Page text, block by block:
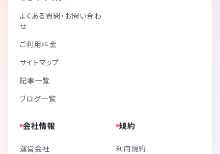
よくある質問・お問い合わ
せ
ご利用料金
サイトマップ
記事一覧
ブログ一覧
会社情報
運営会社
規約
利用規約